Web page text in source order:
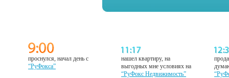
проснулся, начал день с
“РуФокса”
нашел квартиру, на
выгодных мне условиях на
“РуФокс Недвижимость”